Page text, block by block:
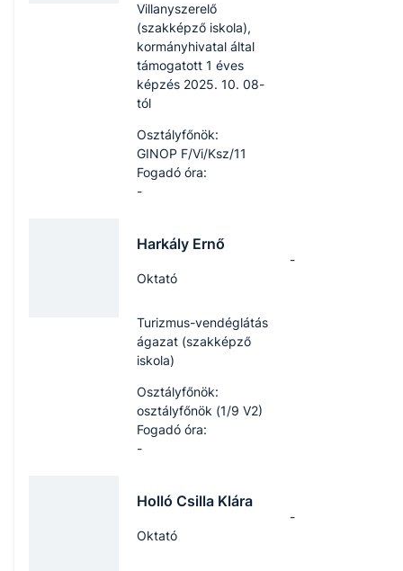
Villanyszerelő
(szakképző iskola),
kormányhivatal által
támogatott 1 éves
képzés 2025. 10. 08-
tól
Osztályfőnök:
GINOP F/Vi/Ksz/11
Fogadó óra:
-
Harkály Ernő
Oktató
Turizmus-vendéglátás
ágazat (szakképző
iskola)
-
Osztályfőnök:
osztályfőnök (1/9 V2)
Fogadó óra:
-
Holló Csilla Klára
Oktató
-